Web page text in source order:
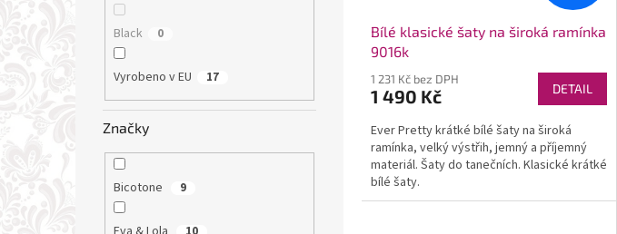
Black 0
Vyrobeno v EU 17
Značky
Bicotone 9
Bílé klasické šaty na široká ramínka
9016k
1 231 Kč bez DPH
1 490 Kč DETAIL
Ever Pretty krátké bílé šaty na široká
ramínka, velký výstřih, jemný a příjemný
materiál. Šaty do tanečních. Klasické krátké
bílé šaty.